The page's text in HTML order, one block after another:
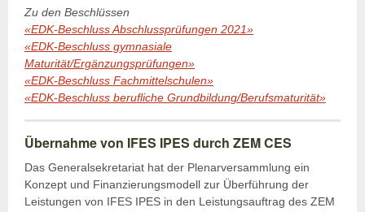
Zu den Beschlüssen
«EDK-Beschluss Abschlussprüfungen 2021»
«EDK-Beschluss gymnasiale
Maturität/Ergänzungsprüfungen»
«EDK-Beschluss Fachmittelschulen»
«EDK-Beschluss berufliche Grundbildung/Berufsmaturität»
Übernahme von IFES IPES durch ZEM CES
Das Generalsekretariat hat der Plenarversammlung ein
Konzept und Finanzierungsmodell zur Überführung der
Leistungen von IFES IPES in den Leistungsauftrag des ZEM